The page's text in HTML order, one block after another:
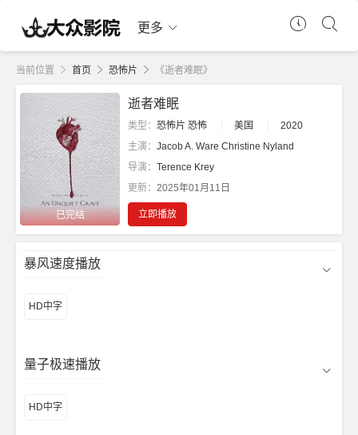
更多
当前位置 首页 恐怖片 《逝者难眠》
已完结
逝者难眠
类型： 恐怖片 恐怖 美国
2020
主演： Jacob A. Ware Christine Nyland
导演： Terence Krey
更新： 2025年01月11日
立即播放
暴风速度播放
HD中字
量子极速播放
HD中字